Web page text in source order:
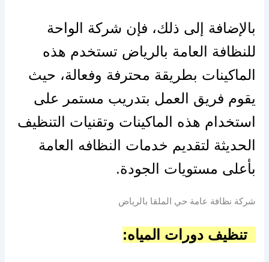
بالإضافة إلى ذلك، فإن شركة الواحة
للنظافة العامة بالرياض تستخدم هذه
الماكينات بطريقة محترفة وفعالة، حيث
يقوم فريق العمل بتدريب مستمر على
استخدام هذه الماكينات وتقنيات التنظيف
الحديثة لتقديم خدمات النظافه العامة
بأعلى مستويات الجودة.
شركة نظافة عامة حي الملقا بالرياض
تنظيف دورات المياه: